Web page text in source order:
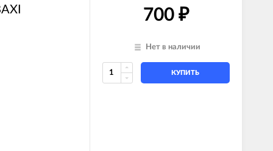
700 ₽
Нет в наличии
КУПИТЬ